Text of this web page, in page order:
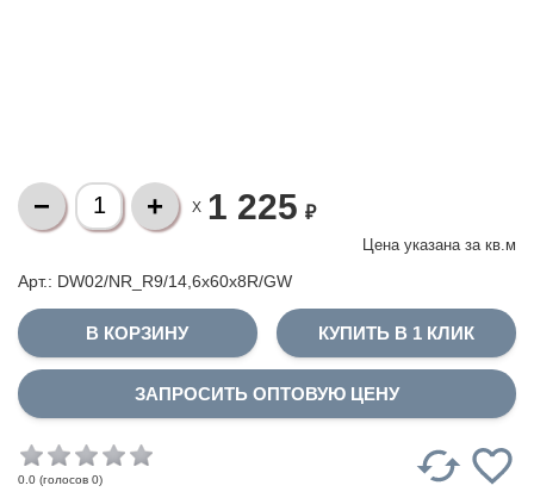
X 1 225 ₽
Цена указана за кв.м
Арт.: DW02/NR_R9/14,6x60x8R/GW
КУПИТЬ В 1 КЛИК
ЗАПРОСИТЬ ОПТОВУЮ ЦЕНУ
0.0 (голосов 0)